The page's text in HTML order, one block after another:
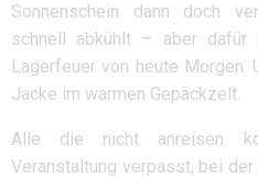
Sonnenschein dann doch
schnell abkühlt – aber
Lagerfeuer von heute Morgen.
Jacke im warmen Gepäckzelt.
Alle die nicht anreisen
Veranstaltung verpasst, bei